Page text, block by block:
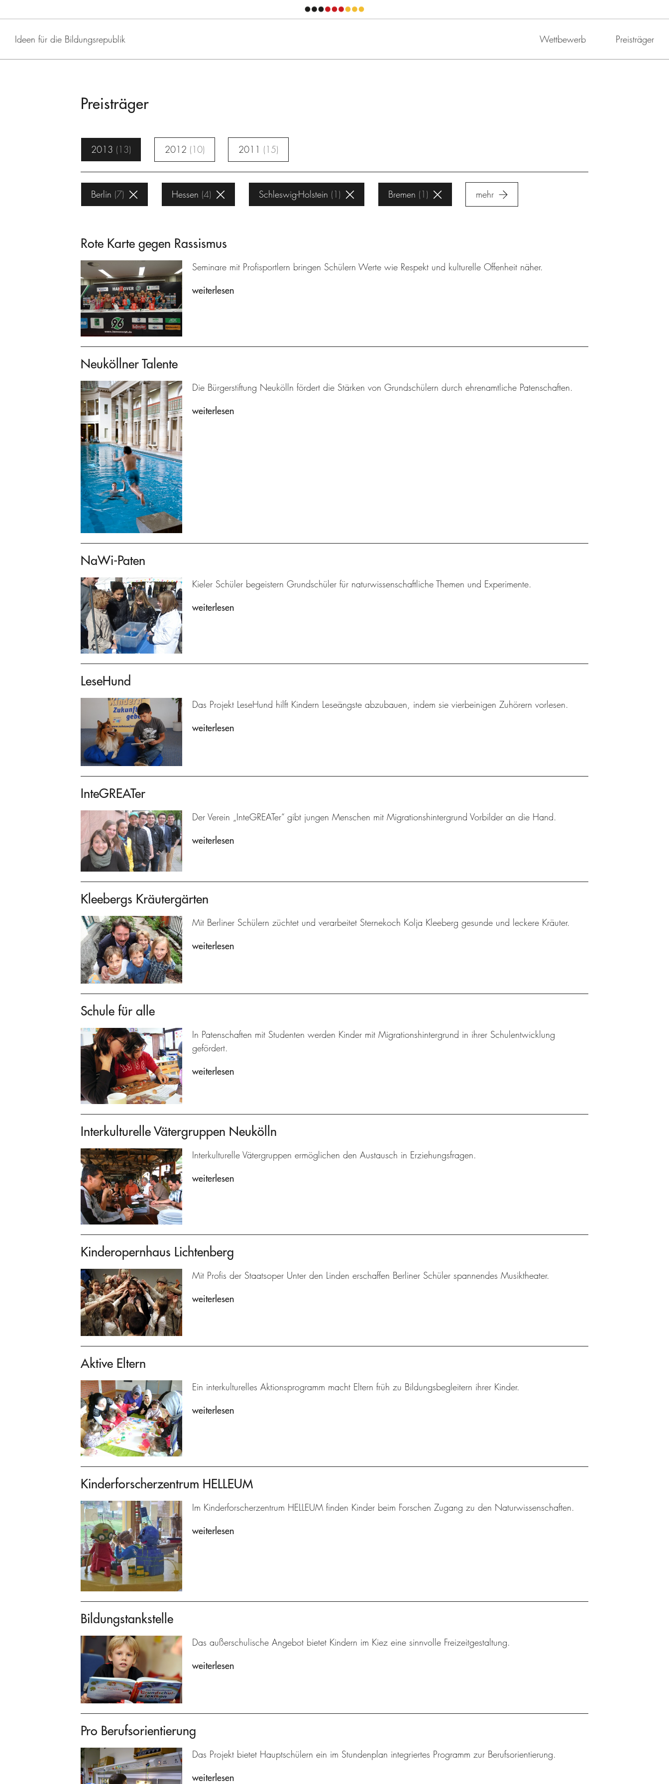
Ideen für die Bildungsrepublik Wettbewerb Preisträger
Preisträger
2013 13 2012 10 2011 15
Berlin 7 Hessen 4 Schleswig-Holstein 1 Bremen 1 mehr
Rote Karte gegen Rassismus
Seminare mit Profisportlern bringen Schülern Werte wie Respekt und kulturelle Offenheit näher.
weiterlesen
Neuköllner Talente
Die Bürgerstiftung Neukölln fördert die Stärken von Grundschülern durch ehrenamtliche Patenschaften.
weiterlesen
NaWi-Paten
Kieler Schüler begeistern Grundschüler für naturwissenschaftliche Themen und Experimente.
weiterlesen
LeseHund
Das Projekt LeseHund hilft Kindern Leseängste abzubauen, indem sie vierbeinigen Zuhörern vorlesen.
weiterlesen
InteGREATer
Der Verein „InteGREATer“ gibt jungen Menschen mit Migrationshintergrund Vorbilder an die Hand.
weiterlesen
Kleebergs Kräutergärten
Mit Berliner Schülern züchtet und verarbeitet Sternekoch Kolja Kleeberg gesunde und leckere Kräuter.
weiterlesen
Schule für alle
In Patenschaften mit Studenten werden Kinder mit Migrationshintergrund in ihrer Schulentwicklung
gefördert.
weiterlesen
Interkulturelle Vätergruppen Neukölln
Interkulturelle Vätergruppen ermöglichen den Austausch in Erziehungsfragen.
weiterlesen
Kinderopernhaus Lichtenberg
Mit Profis der Staatsoper Unter den Linden erschaffen Berliner Schüler spannendes Musiktheater.
weiterlesen
Aktive Eltern
Ein interkulturelles Aktionsprogramm macht Eltern früh zu Bildungsbegleitern ihrer Kinder.
weiterlesen
Kinderforscherzentrum HELLEUM
Im Kinderforscherzentrum HELLEUM finden Kinder beim Forschen Zugang zu den Naturwissenschaften.
weiterlesen
Bildungstankstelle
Das außerschulische Angebot bietet Kindern im Kiez eine sinnvolle Freizeitgestaltung.
weiterlesen
Pro Berufsorientierung
Das Projekt bietet Hauptschülern ein im Stundenplan integriertes Programm zur Berufsorientierung.
weiterlesen